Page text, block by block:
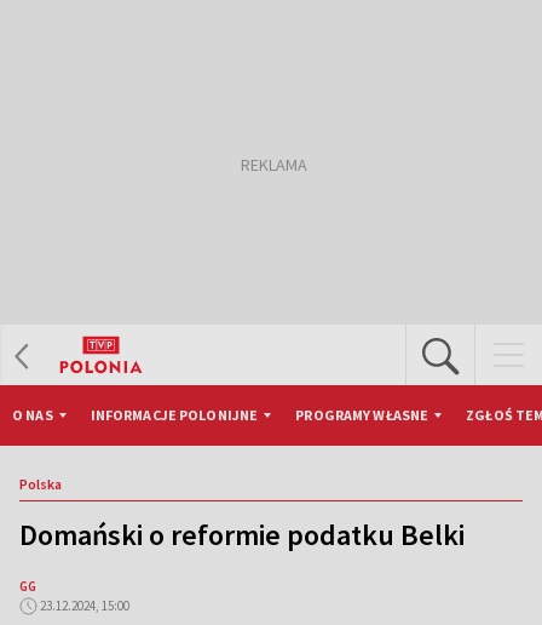
O NAS INFORMACJE POLONIJNE PROGRAMY WŁASNE ZGŁOŚ
Polska
Domański o reformie podatku Belki
GG
23.12.2024, 15:00